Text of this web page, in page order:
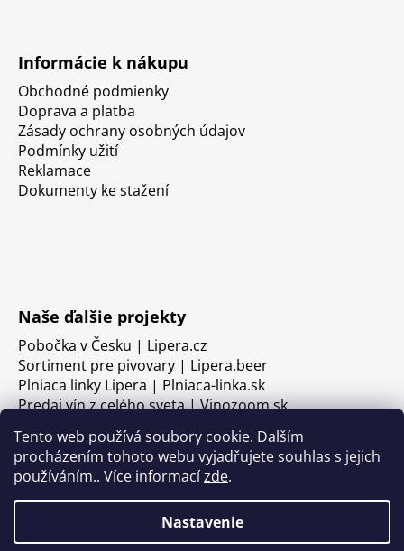
Tento web používá soubory cookie. Dalším
procházením tohoto webu vyjadřujete souhlas s jejich
používáním.. Více informacízde.
Nastavenie
Informácie k nákupu
Obchodné podmienky
Doprava a platba
Zásady ochrany osobných údajov
Podmínky užití
Reklamace
Dokumenty ke stažení
Naše ďalšie projekty
Pobočka v Česku | Lipera.cz
Sortiment pre pivovary | Lipera.beer
Plniaca linky Lipera | Plniaca-linka.sk
Predaj vín z celého sveta | Vinozoom.sk